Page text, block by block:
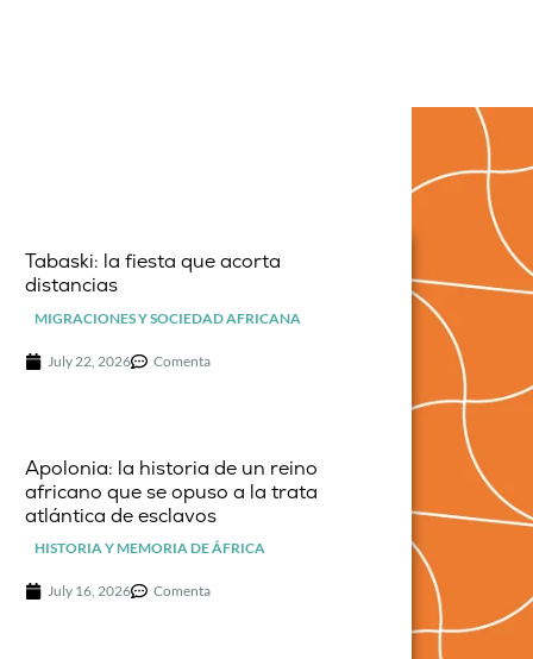
Tabaski: la fiesta que acorta
distancias
MIGRACIONES Y SOCIEDAD AFRICANA
July 22, 2026 Comenta
Apolonia: la historia de un reino
africano que se opuso a la trata
atlántica de esclavos
HISTORIA Y MEMORIA DE ÁFRICA
July 16, 2026 Comenta